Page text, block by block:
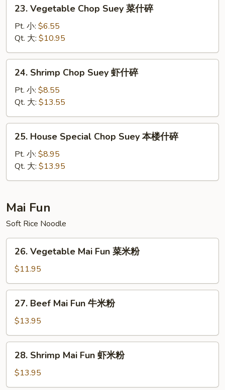
Vegetable
Chop
Suey
菜
什
23. Vegetable Chop Suey 菜什碎
Pt. 小: $6.55
Qt. 大: $10.95
Shrimp
Chop
Suey
虾
什
24. Shrimp Chop Suey 虾什碎
Pt. 小: $8.55
Qt. 大: $13.55
House
Special
Chop
Suey
楼
什
碎
25. House Special Chop Suey 本楼什碎
Pt. 小: $8.95
Qt. 大: $13.95
Mai Fun
Soft Rice Noodle
Vegetable
Mai
Fun
菜
26. Vegetable Mai Fun 菜米粉
$11.95
Beef
Mai
Fun
牛
27. Beef Mai Fun 牛米粉
$13.95
Shrimp
Mai
Fun
28. Shrimp Mai Fun 虾米粉
$13.95